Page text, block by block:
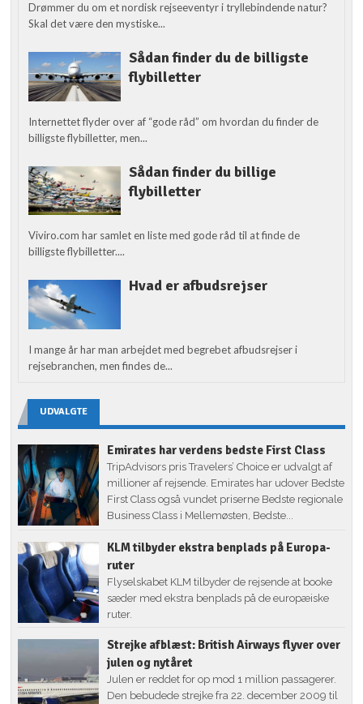
Drømmer du om et nordisk rejseeventyr i tryllebindende natur?
Skal det være den mystiske...
Sådan finder du de billigste
flybilletter
Internettet flyder over af “gode råd” om hvordan du finder de
billigste flybilletter, men...
Sådan finder du billige
flybilletter
Viviro.com har samlet en liste med gode råd til at finde de
billigste flybilletter....
Hvad er afbudsrejser
I mange år har man arbejdet med begrebet afbudsrejser i
rejsebranchen, men findes de...
UDVALGTE
Emirates har verdens bedste First Class
TripAdvisors pris Travelers’ Choice er udvalgt af
millioner af rejsende. Emirates har udover Bedste
First Class også vundet priserne Bedste regionale
Business Class i Mellemøsten, Bedste...
KLM tilbyder ekstra benplads på Europa-
ruter
Flyselskabet KLM tilbyder de rejsende at booke
sæder med ekstra benplads på de europæiske
ruter.
Strejke afblæst: British Airways flyver over
julen og nytåret
Julen er reddet for op mod 1 million passagerer.
Den bebudede strejke fra 22. december 2009 til